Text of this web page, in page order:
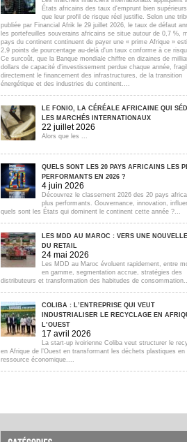
États africains des taux d'emprunt bien
que leur profil de risque réel justifie. Selon une
publiée par Financial Afrik le 29 juillet 2026, le taux de défaut
les portefeuilles souverains africains se situe autour de 0,7 %,
pays du continent continuent de payer une « prime Afrique »
2,9 points de pourcentage au-delà d'un taux conforme à ce
Ce surcoût, que la Banque mondiale chiffre en dizaines de
dollars de capacité d'investissement perdue chaque année,
directement le financement des infrastructures, de la transition
énergétique et des industries du continent....
LE FONIO, LA CÉRÉALE AFRICAINE QUI
LES MARCHÉS INTERNATIONAUX
22 juillet 2026
Alors que les ...
QUELS SONT LES 20 PAYS AFRICAINS LES
PERFORMANTS EN 2026 ?
4 juin 2026
Découvrez le classement 2026 des 20 pays
plus performants. Gouvernance, innovation,
quels sont les États qui dominent le continent cette année ?...
LES MDD AU MAROC : VERS UNE
DU RETAIL
24 mai 2026
Les MDD au Maroc évoluent rapidement, entre
en gamme, segmentation accrue, stratégies des
distributeurs et transformation des habitudes de
COLIBA : L’ENTREPRISE QUI VEUT
INDUSTRIALISER LE RECYCLAGE EN
L’OUEST
17 avril 2026
La start-up ivoirienne Coliba veut structurer le
en Afrique de l’Ouest en transformant les déchets plastiques en
ressource économique....